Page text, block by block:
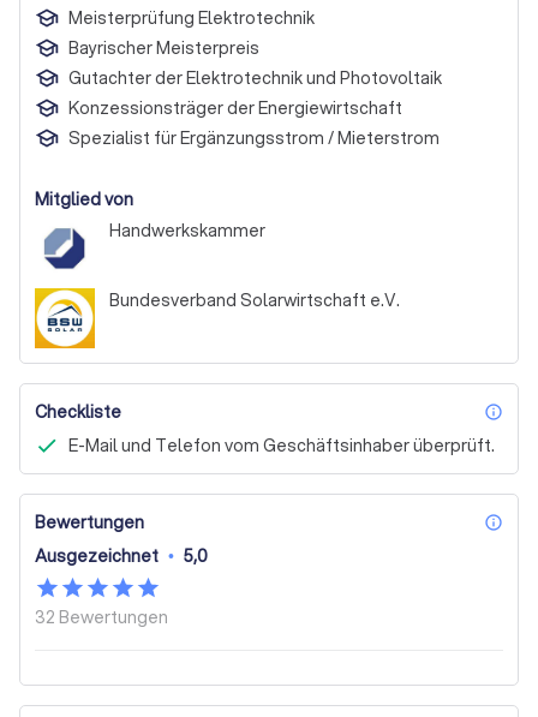
Meisterprüfung Elektrotechnik
Bayrischer Meisterpreis
Gutachter der Elektrotechnik und Photovoltaik
Konzessionsträger der Energiewirtschaft
Spezialist für Ergänzungsstrom / Mieterstrom
Mitglied von
Handwerkskammer
Bundesverband Solarwirtschaft e.V.
Checkliste
E-Mail und Telefon vom Geschäftsinhaber überprüft.
Bewertungen
Ausgezeichnet • 5,0
32 Bewertungen